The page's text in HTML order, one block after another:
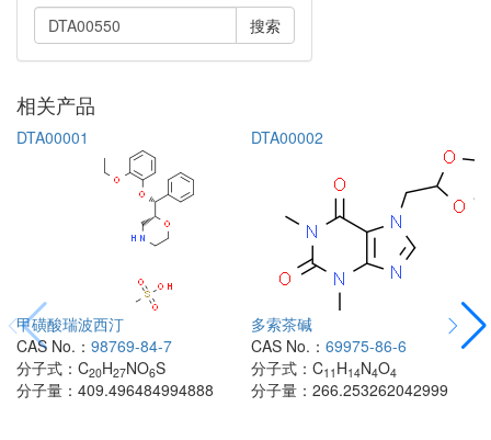
搜索
相关产品
DTA00001
甲磺酸瑞波西汀
CAS No.： 98769-84-7
分子式： C20H27NO6S
分子量： 409.496484994888
DTA00002
多索茶碱
CAS No.： 69975-86-6
分子式： C11 H14N4O4
分子量： 266.253262042999